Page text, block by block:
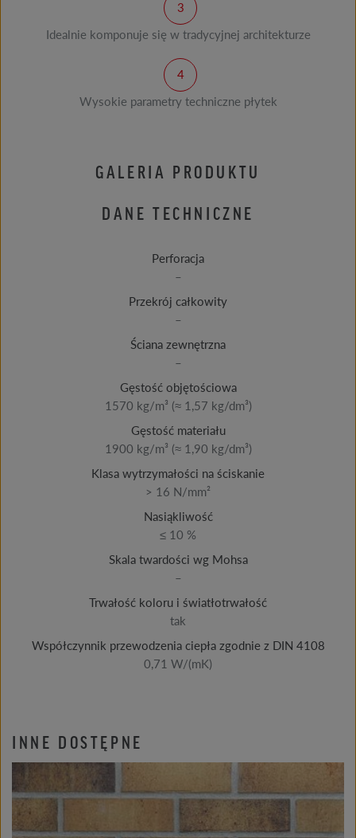
Idealnie komponuje się w tradycyjnej architekturze
Wysokie parametry techniczne płytek
GALERIA PRODUKTU
DANE TECHNICZNE
Perforacja
–
Przekrój całkowity
–
Ściana zewnętrzna
–
Gęstość objętościowa
1570 kg/m³ (≈ 1,57 kg/dm³)
Gęstość materiału
1900 kg/m³ (≈ 1,90 kg/dm³)
Klasa wytrzymałości na ściskanie
> 16 N/mm²
Nasiąkliwość
≤ 10 %
Skala twardości wg Mohsa
–
Trwałość koloru i światłotrwałość
tak
Współczynnik przewodzenia ciepła zgodnie z DIN 4108
0,71 W/(mK)
INNE DOSTĘPNE